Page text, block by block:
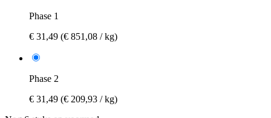
Phase 1
€ 31,49 (€ 851,08 / kg)
Phase 2
€ 31,49 (€ 209,93 / kg)